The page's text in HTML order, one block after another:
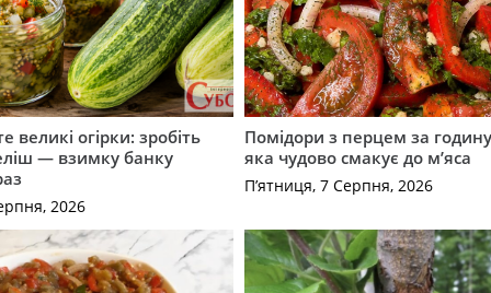
великі огірки: зробіть
— взимку банку
2026
Помідори з перцем за
яка чудово смакує до м’яса
П’ятниця, 7 Серпня, 2026